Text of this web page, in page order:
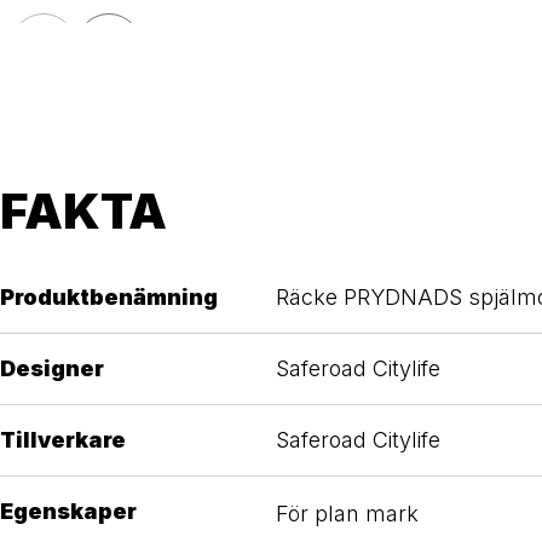
FAKTA
Produktbenämning Räcke PRYDNADS
Designer Saferoad Citylife
Tillverkare Saferoad Citylife
Egenskaper
För plan mark